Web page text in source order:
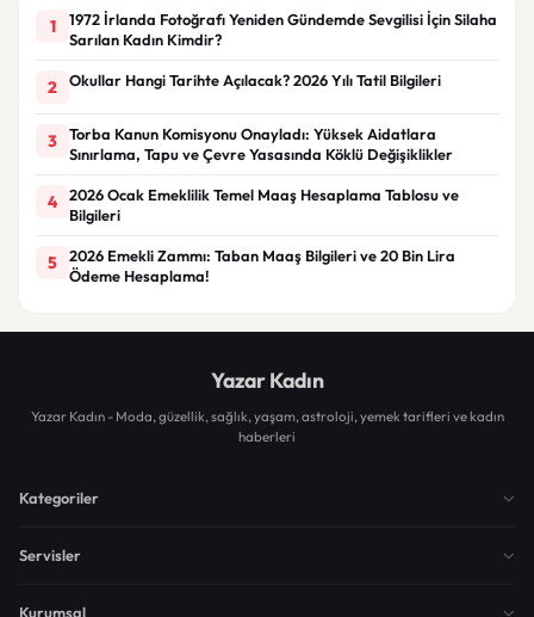
1
1972 İrlanda Fotoğrafı Yeniden Gündemde Sevgilisi İçin Silaha
Sarılan Kadın Kimdir?
2 Okullar Hangi Tarihte Açılacak? 2026 Yılı Tatil Bilgileri
3
Torba Kanun Komisyonu Onayladı: Yüksek Aidatlara
Sınırlama, Tapu ve Çevre Yasasında Köklü Değişiklikler
4
2026 Ocak Emeklilik Temel Maaş Hesaplama Tablosu ve
Bilgileri
5
2026 Emekli Zammı: Taban Maaş Bilgileri ve 20 Bin Lira
Ödeme Hesaplama!
Yazar Kadın
Yazar Kadın - Moda, güzellik, sağlık, yaşam, astroloji, yemek tarifleri ve kadın
haberleri
Kategoriler
Servisler
Kurumsal